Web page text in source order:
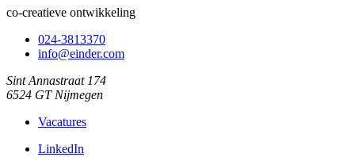
co-creatieve ontwikkeling
024-3813370
info@einder.com
Sint Annastraat 174
6524 GT Nijmegen
Vacatures
LinkedIn